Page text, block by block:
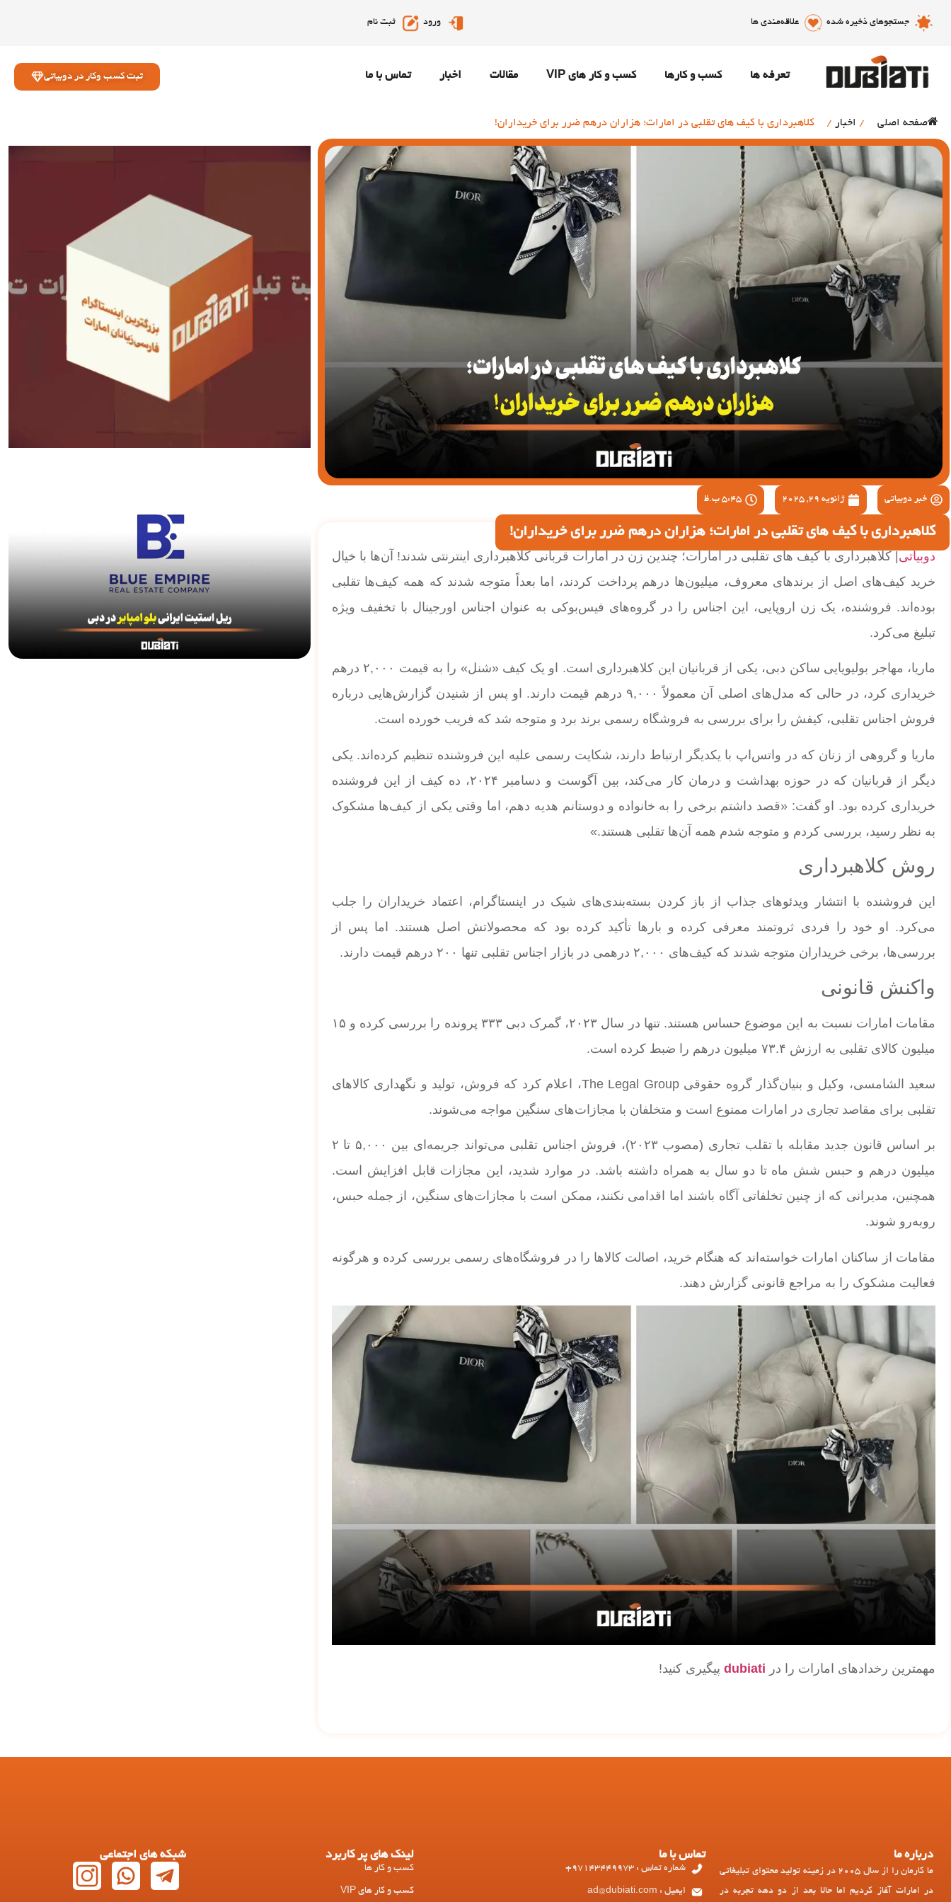
جستجوهای ذخیره شده علاقه‌مندی ها ورود ثبت نام
تعرفه ها کسب و کارها کسب و کار های VIP مقالات اخبار تماس با ما ثبت کسب وکار در دوبیاتی
صفحه اصلی / اخبار / کلاهبرداری با کیف های تقلبی در امارات؛ هزاران درهم ضرر برای خریداران!
خبر دوبیاتی ژانویه 29, 2025 5:45 ب.ظ
کلاهبرداری با کیف های تقلبی در امارات؛ هزاران درهم ضرر برای خریداران!
دوبیاتی | کلاهبرداری با کیف های تقلبی در امارات؛ چندین زن در امارات قربانی کلاهبرداری اینترنتی شدند! آن‌ها با خیال
خرید کیف‌های اصل از برندهای معروف، میلیون‌ها درهم پرداخت کردند، اما بعداً متوجه شدند که همه کیف‌ها تقلبی
بوده‌اند. فروشنده، یک زن اروپایی، این اجناس را در گروه‌های فیس‌بوکی به عنوان اجناس اورجینال با تخفیف ویژه
تبلیغ می‌کرد.
ماریا، مهاجر بولیویایی ساکن دبی، یکی از قربانیان این کلاهبرداری است. او یک کیف «شنل» را به قیمت ۲,۰۰۰ درهم
خریداری کرد، در حالی که مدل‌های اصلی آن معمولاً ۹,۰۰۰ درهم قیمت دارند. او پس از شنیدن گزارش‌هایی درباره
فروش اجناس تقلبی، کیفش را برای بررسی به فروشگاه رسمی برند برد و متوجه شد که فریب خورده است.
ماریا و گروهی از زنان که در واتس‌اپ با یکدیگر ارتباط دارند، شکایت رسمی علیه این فروشنده تنظیم کرده‌اند. یکی
دیگر از قربانیان که در حوزه بهداشت و درمان کار می‌کند، بین آگوست و دسامبر ۲۰۲۴، ده کیف از این فروشنده
خریداری کرده بود. او گفت: «قصد داشتم برخی را به خانواده و دوستانم هدیه دهم، اما وقتی یکی از کیف‌ها مشکوک
به نظر رسید، بررسی کردم و متوجه شدم همه آن‌ها تقلبی هستند.»
روش کلاهبرداری
این فروشنده با انتشار ویدئوهای جذاب از باز کردن بسته‌بندی‌های شیک در اینستاگرام، اعتماد خریداران را جلب
می‌کرد. او خود را فردی ثروتمند معرفی کرده و بارها تأکید کرده بود که محصولاتش اصل هستند. اما پس از
بررسی‌ها، برخی خریداران متوجه شدند که کیف‌های ۲,۰۰۰ درهمی در بازار اجناس تقلبی تنها ۲۰۰ درهم قیمت دارند.
واکنش قانونی
مقامات امارات نسبت به این موضوع حساس هستند. تنها در سال ۲۰۲۳، گمرک دبی ۳۳۳ پرونده را بررسی کرده و ۱۵
میلیون کالای تقلبی به ارزش ۷۳.۴ میلیون درهم را ضبط کرده است.
سعید الشامسی، وکیل و بنیان‌گذار گروه حقوقی The Legal Group، اعلام کرد که فروش، تولید و نگهداری کالاهای
تقلبی برای مقاصد تجاری در امارات ممنوع است و متخلفان با مجازات‌های سنگین مواجه می‌شوند.
بر اساس قانون جدید مقابله با تقلب تجاری (مصوب ۲۰۲۳)، فروش اجناس تقلبی می‌تواند جریمه‌ای بین ۵,۰۰۰ تا ۲
میلیون درهم و حبس شش ماه تا دو سال به همراه داشته باشد. در موارد شدید، این مجازات قابل افزایش است.
همچنین، مدیرانی که از چنین تخلفاتی آگاه باشند اما اقدامی نکنند، ممکن است با مجازات‌های سنگین، از جمله حبس،
روبه‌رو شوند.
مقامات از ساکنان امارات خواسته‌اند که هنگام خرید، اصالت کالاها را در فروشگاه‌های رسمی بررسی کرده و هرگونه
فعالیت مشکوک را به مراجع قانونی گزارش دهند.
مهمترین رخدادهای امارات را در dubiati پیگیری کنید!
درباره ما
ما کارمان را از سال 2005 در زمینه تولید محتوای تبلیغاتی
در امارات آغاز کردیم اما حالا بعد از دو دهه تجربه در
تماس با ما
شماره تماس : 97143449973+
ایمیل : ad@dubiati.com
لینک های پر کاربرد
کسب و کار ها
کسب و کار های VIP
شبکه های اجتماعی